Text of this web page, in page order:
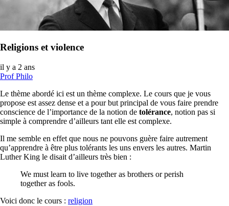
Religions et violence
il y a 2 ans
Prof Philo
Le thème abordé ici est un thème complexe. Le cours que je vous
propose est assez dense et a pour but principal de vous faire prendre
conscience de l’importance de la notion de tolérance, notion pas si
simple à comprendre d’ailleurs tant elle est complexe.
Il me semble en effet que nous ne pouvons guère faire autrement
qu’apprendre à être plus tolérants les uns envers les autres. Martin
Luther King le disait d’ailleurs très bien :
We must learn to live together as brothers or perish
together as fools.
Voici donc le cours : religion